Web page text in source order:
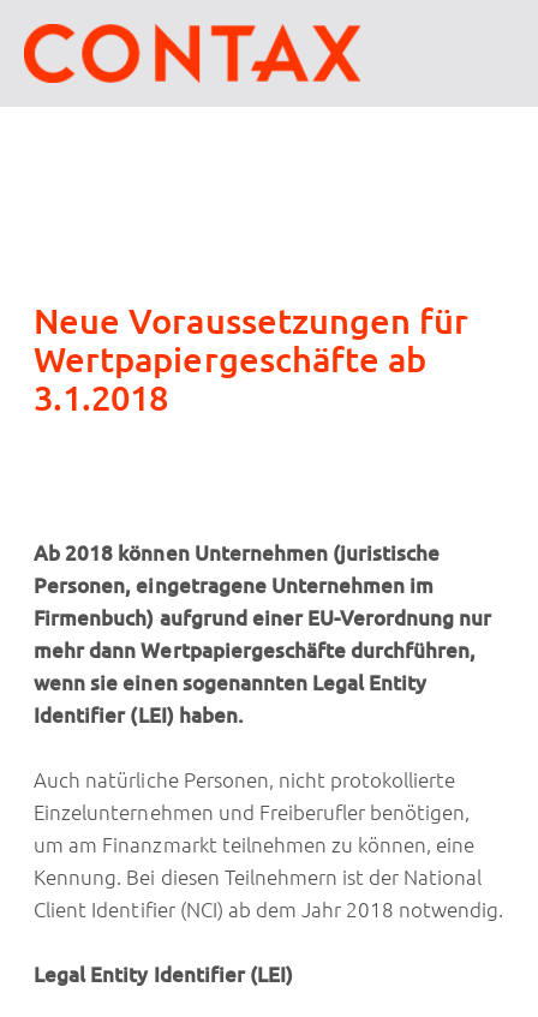
Neue Voraussetzungen für
Wertpapiergeschäfte ab
3.1.2018
Ab 2018 können Unternehmen (juristische
Personen, eingetragene Unternehmen im
Firmenbuch) aufgrund einer EU-Verordnung nur
mehr dann Wertpapiergeschäfte durchführen,
wenn sie einen sogenannten Legal Entity
Identifier (LEI) haben.
Auch natürliche Personen, nicht protokollierte
Einzelunternehmen und Freiberufler benötigen,
um am Finanzmarkt teilnehmen zu können, eine
Kennung. Bei diesen Teilnehmern ist der National
Client Identifier (NCI) ab dem Jahr 2018 notwendig.
Legal Entity Identifier (LEI)